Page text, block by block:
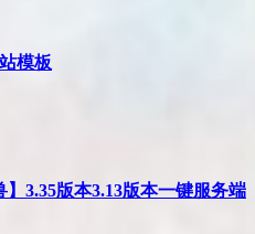
模板
3.35版本3.13版本一键服务端